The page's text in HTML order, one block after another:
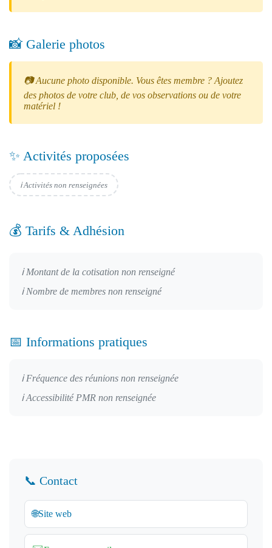
📸 Galerie photos
📷 Aucune photo disponible. Vous êtes membre ? Ajoutez
des photos de votre club, de vos observations ou de votre
matériel !
✨ Activités proposées
ℹ️ Activités non renseignées
💰 Tarifs & Adhésion
ℹ️ Montant de la cotisation non renseigné
ℹ️ Nombre de membres non renseigné
📅 Informations pratiques
ℹ️ Fréquence des réunions non renseignée
ℹ️ Accessibilité PMR non renseignée
📞 Contact
🌐Site web